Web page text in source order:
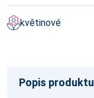
květinové
Popis produktu